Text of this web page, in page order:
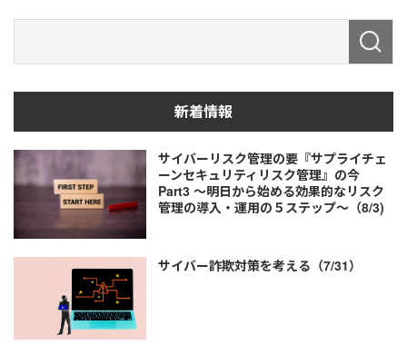
新着情報
サイバーリスク管理の要『サプライチェ
ーンセキュリティリスク管理』の今
Part3 ～明日から始める効果的なリスク
管理の導入・運用の５ステップ～（8/3)
サイバー詐欺対策を考える（7/31）